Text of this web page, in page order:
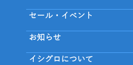
セール・イベント
お知らせ
イシグロについて